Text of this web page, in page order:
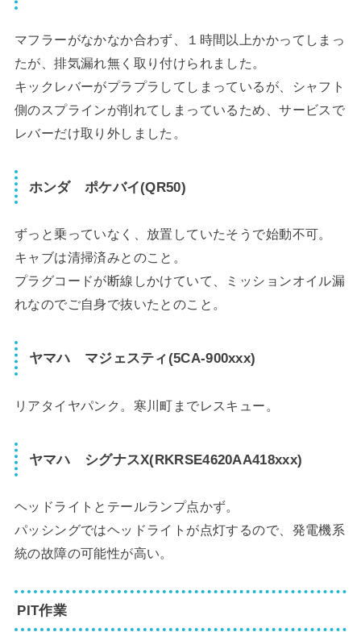
マフラーがなかなか合わず、１時間以上かかってしまっ
たが、排気漏れ無く取り付けられました。
キックレバーがプラプラしてしまっているが、シャフト
側のスプラインが削れてしまっているため、サービスで
レバーだけ取り外しました。
ホンダ ポケバイ(QR50)
ずっと乗っていなく、放置していたそうで始動不可。
キャブは清掃済みとのこと。
プラグコードが断線しかけていて、ミッションオイル漏
れなのでご自身で抜いたとのこと。
ヤマハ マジェスティ(5CA-900xxx)
リアタイヤパンク。寒川町までレスキュー。
ヤマハ シグナスX(RKRSE4620AA418xxx)
ヘッドライトとテールランプ点かず。
パッシングではヘッドライトが点灯するので、発電機系
統の故障の可能性が高い。
PIT作業